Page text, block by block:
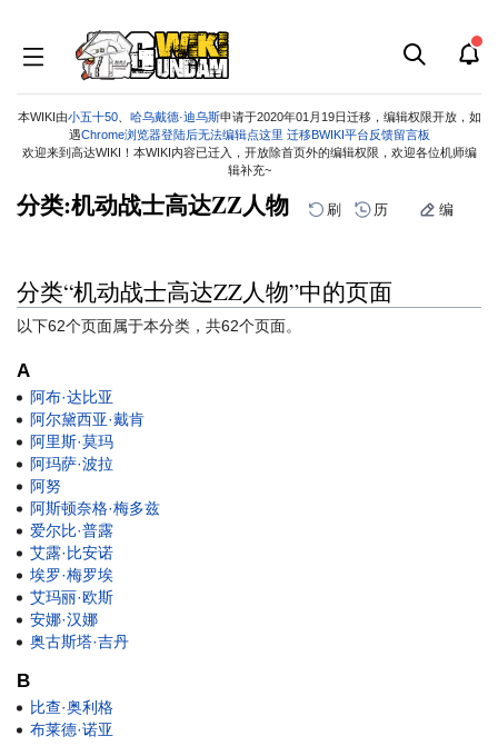
本WIKI由小五十50、 哈乌戴德·迪乌斯申请于2020年01月19日迁移，编辑权限开放，如
遇Chrome浏览器登陆后无法编辑点这里 迁移BWIKI平台反馈留言板
欢迎来到高达WIKI！本WIKI内容已迁入，开放除首页外的编辑权限，欢迎各位机师编
辑补充~
分类:机动战士高达ZZ人物 刷 历 编
跳
到
导
跳
到
搜
分类“机动战士高达ZZ人物”中的页面
以下62个页面属于本分类，共62个页面。
A
阿布·达比亚
阿尔黛西亚·戴肯
阿里斯·莫玛
阿玛萨·波拉
阿努
阿斯顿奈格·梅多兹
爱尔比·普露
艾露·比安诺
埃罗·梅罗埃
艾玛丽·欧斯
安娜·汉娜
奥古斯塔·吉丹
B
比查·奥利格
布莱德·诺亚